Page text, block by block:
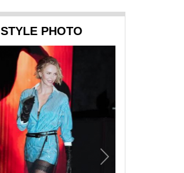
STYLE PHOTO